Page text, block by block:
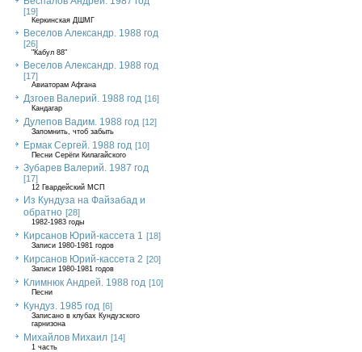
[19]
Керкинская ДШМГ
Веселов Александр. 1988 год
[26]
"Кабул 88"
Веселов Александр. 1988 год
[17]
Авиаторам Афгана
Дзгоев Валерий. 1988 год [16]
Кандагар
Дулепов Вадим. 1988 год [12]
Запомнить, чтоб забыть
Ермак Сергей. 1988 год [10]
Песни Серёги Килагайского
Зубарев Валерий. 1987 год
[17]
12 Гвардейский МСП
Из Кундуза на Файзабад и
обратно [28]
1982-1983 годы
Кирсанов Юрий-кассета 1 [18]
Записи 1980-1981 годов
Кирсанов Юрий-кассета 2 [20]
Записи 1980-1981 годов
Климнюк Андрей. 1988 год [10]
Песни
Кундуз. 1985 год [6]
Записано в клубах Кундузского
гарнизона
Михайлов Михаил [14]
1 часть